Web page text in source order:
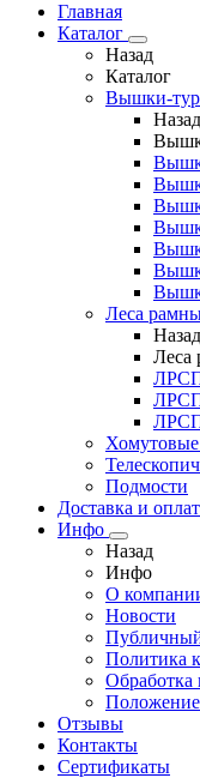
Главная
Каталог
Назад
Каталог
Вышки-
Назад
Леса
Назад
Леса
Подмости
Доставка и
Инфо
Назад
Инфо
О
Новости
Политика
Обработка
Отзывы
Контакты
Сертификаты